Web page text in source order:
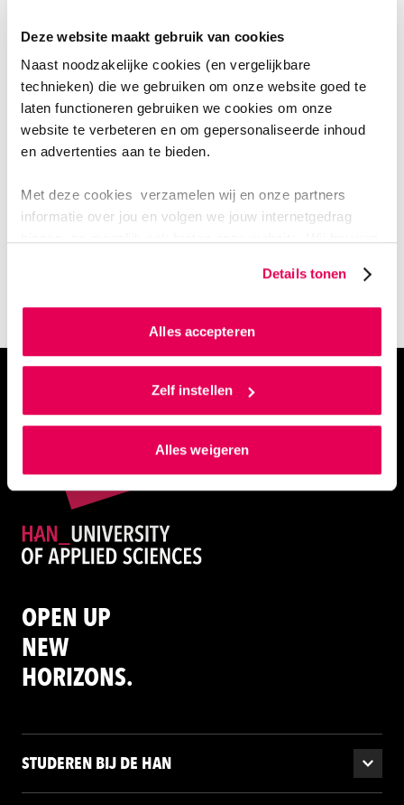
Deze website maakt gebruik van cookies
Naast noodzakelijke cookies (en vergelijkbare
technieken) die we gebruiken om onze website goed te
laten functioneren gebruiken we cookies om onze
website te verbeteren en om gepersonaliseerde inhoud
en advertenties aan te bieden.
Met deze cookies verzamelen wij en onze partners
informatie over jou en volgen we jouw internetgedrag
website en communicatie aan op jouw voorkeuren. Ook
van jouw internetgedrag.
Als je op ‘Alles accepteren’ klikt dan geef je ons
toestemming om cookies voor social media en
gepersonaliseerde advertenties te plaatsen. Lees
cookiestatement. Via ‘Zelf instellen’ kun je ook zelf
instellen welke cookies we plaatsen. Je kunt je
toestemming altijd wijzigen of intrekken via
Details tonen
Alles accepteren
Zelf instellen
Alles weigeren
Luister de podcast van Peter opSpotify
ofSoundcloud.
Lees het volledige nieuwsbericht
het artikel hier.
OPEN UP
NEW
HORIZONS.
STUDEREN BIJ DE HAN